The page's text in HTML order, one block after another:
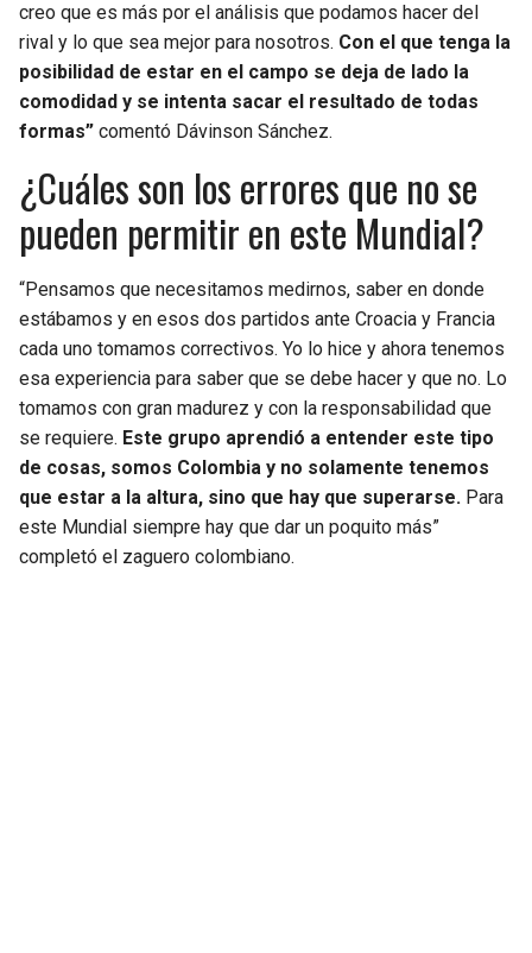
creo que es más por el análisis que podamos hacer del
rival y lo que sea mejor para nosotros. Con el que tenga la
posibilidad de estar en el campo se deja de lado la
comodidad y se intenta sacar el resultado de todas
formas” comentó Dávinson Sánchez.
¿Cuáles son los errores que no se
pueden permitir en este Mundial?
“Pensamos que necesitamos medirnos, saber en donde
estábamos y en esos dos partidos ante Croacia y Francia
cada uno tomamos correctivos. Yo lo hice y ahora tenemos
esa experiencia para saber que se debe hacer y que no. Lo
tomamos con gran madurez y con la responsabilidad que
se requiere. Este grupo aprendió a entender este tipo
de cosas, somos Colombia y no solamente tenemos
que estar a la altura, sino que hay que superarse. Para
este Mundial siempre hay que dar un poquito más”
completó el zaguero colombiano.